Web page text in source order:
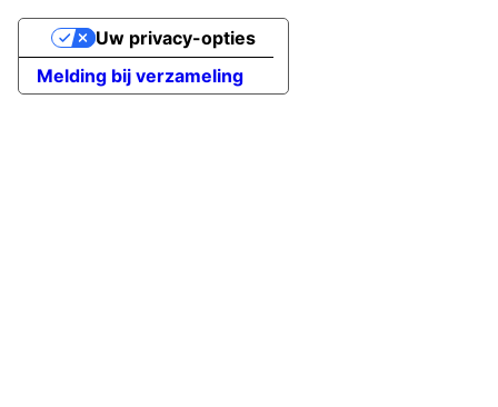
Melding bij verzameling
Uw privacy-opties